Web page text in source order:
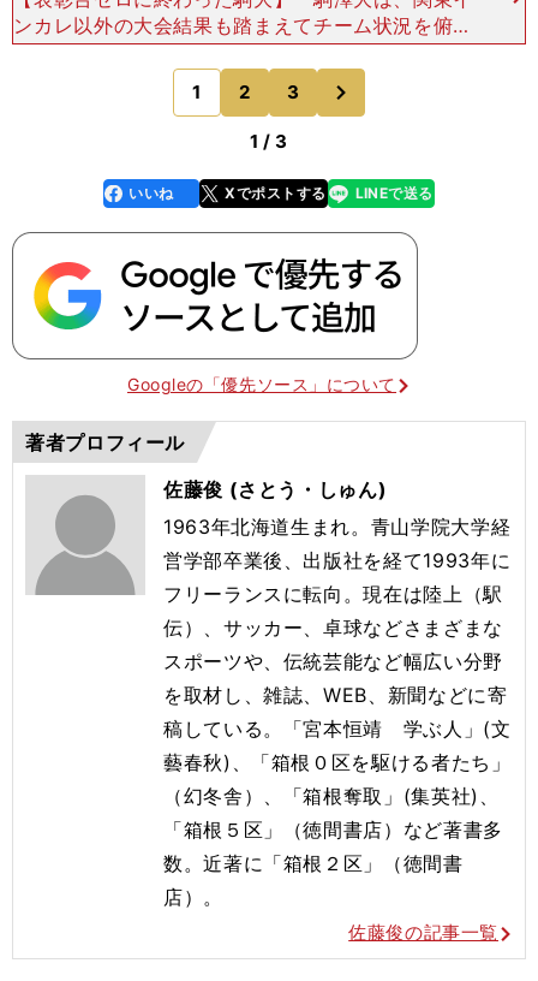
ンカレ以外の大会結果も踏まえてチーム状況を俯瞰
すると、例年よりもやや物足りない印象を受ける。
２部ハーフでは新谷倖生（４年）が７位入賞した
ものの、牟田
1 2 3
1 / 3
faceboo
k
いいね Xでポストする
line LINEで送る
Googleの「優先ソース」について
著者プロフィール
佐藤俊 (さとう・しゅん)
1963年北海道生まれ。青山学院大学経
営学部卒業後、出版社を経て1993年に
フリーランスに転向。現在は陸上（駅
伝）、サッカー、卓球などさまざまな
スポーツや、伝統芸能など幅広い分野
を取材し、雑誌、WEB、新聞などに寄
稿している。「宮本恒靖 学ぶ人」(文
藝春秋)、「箱根０区を駆ける者たち」
（幻冬舎）、「箱根奪取」(集英社)、
「箱根５区」（徳間書店）など著書多
数。近著に「箱根２区」（徳間書
店）。
佐藤俊の記事一覧